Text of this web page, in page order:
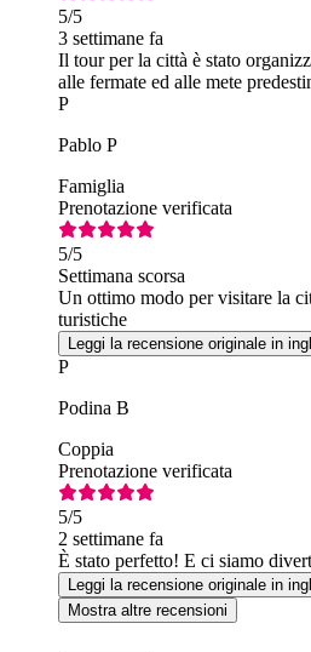
5/5
3 settimane fa
Il tour per la città è stato
alle fermate ed alle mete
P
Pablo P
Famiglia
Prenotazione verificata
5/5
Settimana scorsa
Un ottimo modo per visitare la
turistiche
Leggi la recensione originale in
P
Podina B
Coppia
Prenotazione verificata
5/5
2 settimane fa
È stato perfetto! E ci siamo
Leggi la recensione originale in
Mostra altre recensioni